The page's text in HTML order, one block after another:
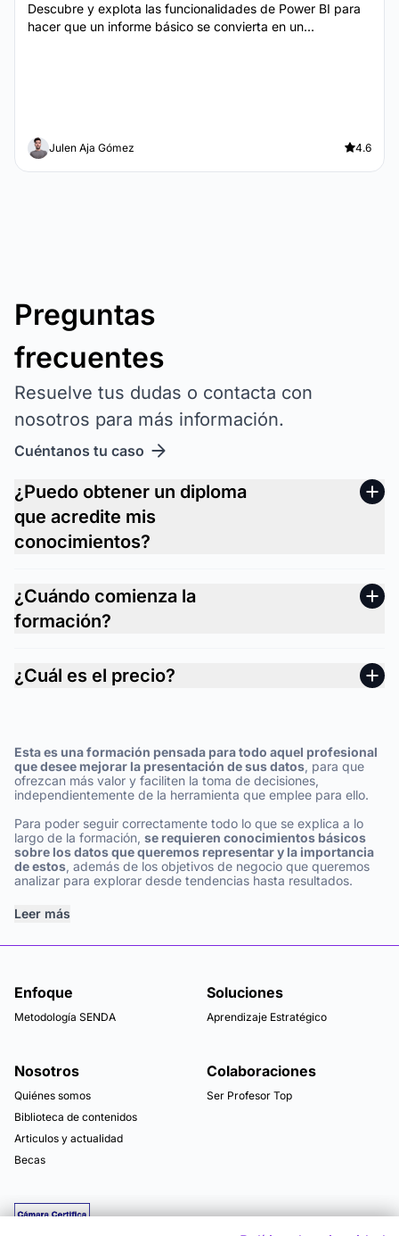
Descubre y explota las funcionalidades de Power BI para
hacer que un informe básico se convierta en un...
Julen Aja Gómez 4.6
Preguntas
frecuentes
Resuelve tus dudas o contacta con
nosotros para más información.
Cuéntanos tu caso
¿Puedo obtener un diploma
que acredite mis
conocimientos?
¿Cuándo comienza la
formación?
¿Cuál es el precio?
Esta es una formación pensada para todo aquel profesional
que desee mejorar la presentación de sus datos, para que
ofrezcan más valor y faciliten la toma de decisiones,
independientemente de la herramienta que emplee para ello.
Para poder seguir correctamente todo lo que se explica a lo
largo de la formación, se requieren conocimientos básicos
sobre los datos que queremos representar y la importancia
de estos, además de los objetivos de negocio que queremos
analizar para explorar desde tendencias hasta resultados.
Leer más
Enfoque
Metodología SENDA
Soluciones
Aprendizaje Estratégico
Nosotros
Quiénes somos
Biblioteca de contenidos
Articulos y actualidad
Becas
Colaboraciones
Ser Profesor Top